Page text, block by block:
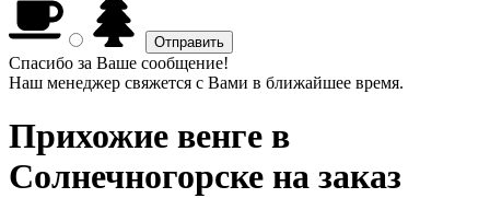
Спасибо за Ваше сообщение!
Наш менеджер свяжется с Вами в ближайшее время.
Прихожие венге в
Солнечногорске на заказ